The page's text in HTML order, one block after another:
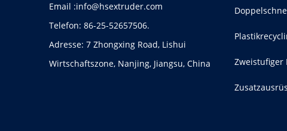
Email :info@hsextruder.com
Telefon: 86-25-52657506.
Adresse: 7 Zhongxing Road, Lishui
Wirtschaftszone, Nanjing, Jiangsu, China
Zweistufiger